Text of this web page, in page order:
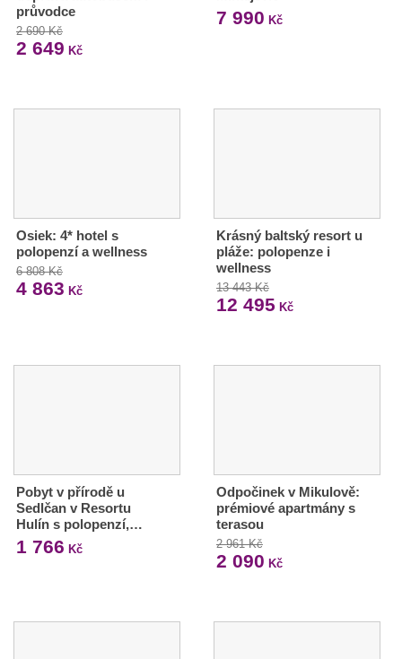
průvodce
2 690 Kč
2 649 Kč
7 990 Kč
Osiek: 4* hotel s
polopenzí a wellness
6 808 Kč
4 863 Kč
Krásný baltský resort u
pláže: polopenze i
wellness
13 443 Kč
12 495 Kč
Pobyt v přírodě u
Sedlčan v Resortu
Hulín s polopenzí,…
1 766 Kč
Odpočinek v Mikulově:
prémiové apartmány s
terasou
2 961 Kč
2 090 Kč